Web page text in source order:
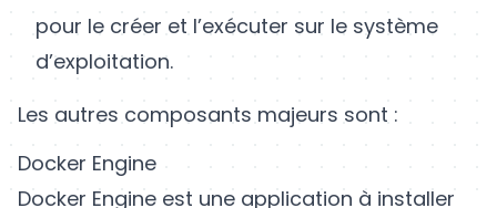
pour le créer et l’exécuter sur le système
d’exploitation.
Les autres composants majeurs sont :
Docker Engine
Docker Engine est une application à installer